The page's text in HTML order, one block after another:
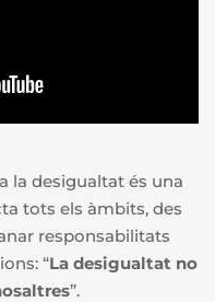
la desigualtat és una
tots els àmbits, des
responsabilitats
“La desigualtat no
”.